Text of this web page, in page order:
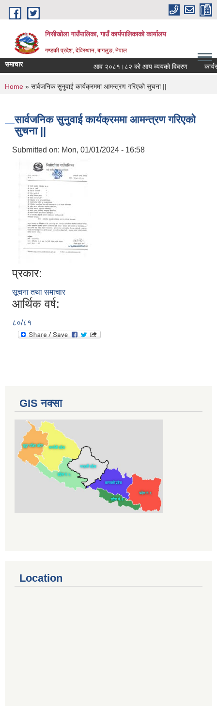
Skip to main content
निसीखोला गाउँपालिका, गाउँ कार्यपालिकाको कार्यालय
गण्डकी प्रदेश, देविस्थान, बागलुङ, नेपाल
समाचार आव २०८१।८२ को आय व्ययको विवरण
You are here
Home » सार्वजनिक सुनुवाई कार्यक्रममा आमन्त्रण गरिएको सुचना ||
सार्वजनिक सुनुवाई कार्यक्रममा आमन्त्रण गरिएको
सुचना ||
Submitted on: Mon, 01/01/2024 - 16:58
प्रकार:
सूचना तथा समाचार
आर्थिक वर्ष:
८०/८१
GIS नक्सा
Location